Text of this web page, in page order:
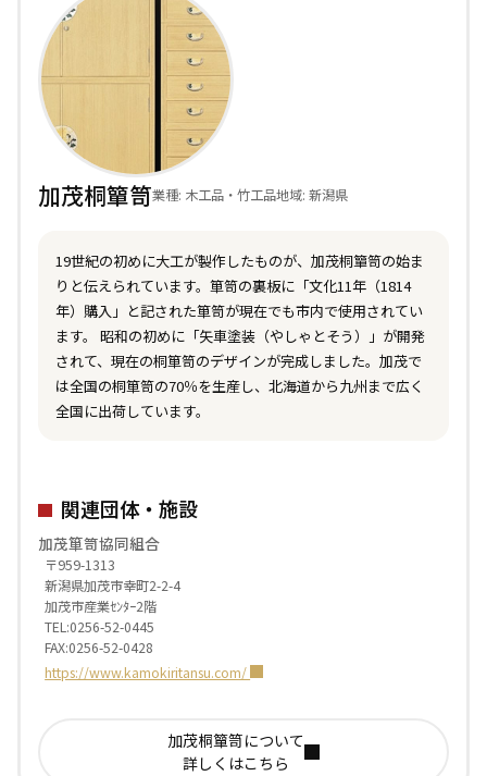
加茂桐簞笥業種: 木工品・竹工品地域: 新潟県
19世紀の初めに大工が製作したものが、加茂桐簞笥の始ま
りと伝えられています。箪笥の裏板に「文化11年（1814
年）購入」と記された箪笥が現在でも市内で使用されてい
ます。 昭和の初めに「矢車塗装（やしゃとそう）」が開発
されて、現在の桐箪笥のデザインが完成しました。加茂で
は全国の桐箪笥の70％を生産し、北海道から九州まで広く
全国に出荷しています。
関連団体・施設
加茂箪笥協同組合
〒959-1313
新潟県加茂市幸町2-2-4
加茂市産業ｾﾝﾀｰ2階
TEL:0256-52-0445
FAX:0256-52-0428
https://www.kamokiritansu.com/
加茂桐簞笥について
詳しくはこちら